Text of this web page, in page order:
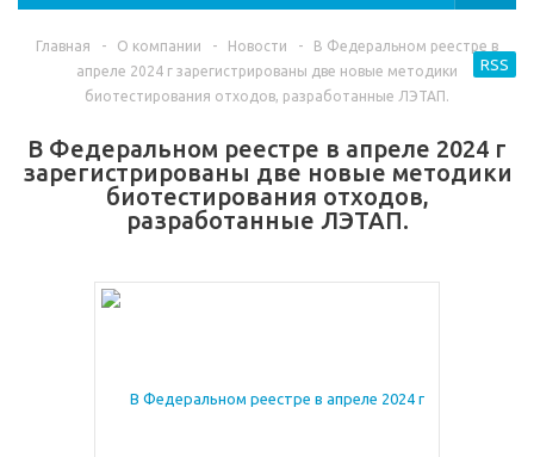
Главная - О компании - Новости -
В Федеральном реестре в
апреле 2024 г зарегистрированы две новые методики
биотестирования отходов, разработанные ЛЭТАП.
В Федеральном реестре в апреле 2024 г
зарегистрированы две новые методики
биотестирования отходов,
разработанные ЛЭТАП.
RSS